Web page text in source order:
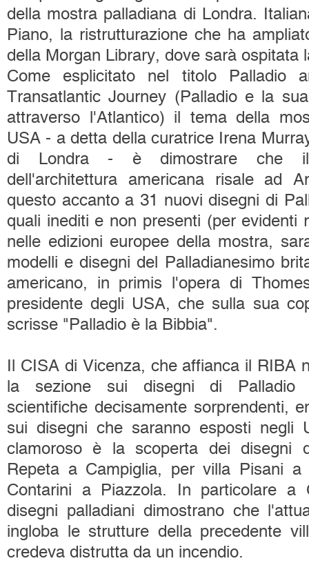
della mostra palladiana di Londra.
Piano, la ristrutturazione che ha
della Morgan Library, dove sarà ospitata
Come esplicitato nel titolo Palladio
Transatlantic Journey (Palladio e la
attraverso l'Atlantico) il tema della
USA - a detta della curatrice Irena
di Londra - è dimostrare che il
dell'architettura americana risale ad
questo accanto a 31 nuovi disegni di
quali inediti e non presenti (per evidenti
nelle edizioni europee della mostra,
modelli e disegni del Palladianesimo
americano, in primis l'opera di
presidente degli USA, che sulla sua
scrisse "Palladio è la Bibbia".
Il CISA di Vicenza, che affianca il RIBA
la sezione sui disegni di Palladio
scientifiche decisamente sorprendenti,
sui disegni che saranno esposti negli
clamoroso è la scoperta dei disegni
Repeta a Campiglia, per villa Pisani
Contarini a Piazzola. In particolare a
disegni palladiani dimostrano che
ingloba le strutture della precedente
credeva distrutta da un incendio.